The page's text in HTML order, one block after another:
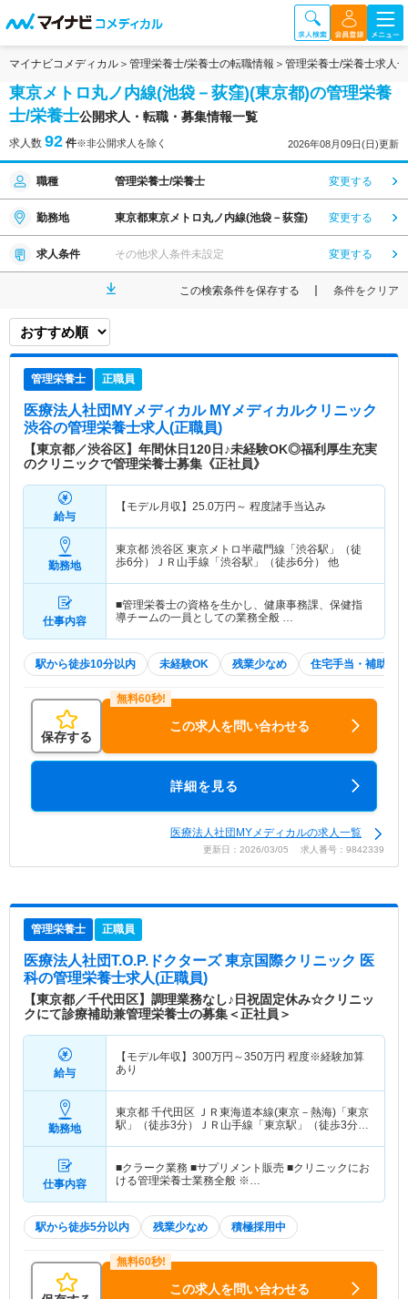
マイナビコメディカル 管理栄養士/栄養士の転職情報 管理栄養士/栄養士求人
東京メトロ丸ノ内線(池袋－荻窪)(東京都)の管理栄養
士/栄養士公開求人・転職・募集情報一覧
求人数 92 件※非公開求人を除く 2026年08月09日(日)更新
職種 管理栄養士/栄養士 変更する
勤務地 東京都東京メトロ丸ノ内線(池袋－荻窪) 変更する
求人条件 その他求人条件未設定 変更する
この検索条件を保存する 条件をクリア
管理栄養士 正職員
医療法人社団MYメディカル MYメディカルクリニック
渋谷の管理栄養士求人(正職員)
【東京都／渋谷区】年間休日120日♪未経験OK◎福利厚生充実
のクリニックで管理栄養士募集《正社員》
給与
【モデル月収】 25.0万円～ 程度諸手当込み
勤務地
東京都 渋谷区 東京メトロ半蔵門線「渋谷駅」（徒
歩6分）ＪＲ山手線「渋谷駅」（徒歩6分） 他
仕事内容
■管理栄養士の資格を生かし、健康事務課、保健指
導チームの一員としての業務全般 …
駅から徒歩10分以内 未経験OK 残業少なめ 住宅手当・補助
保存する
この求人を問い合わせる
詳細を見る
医療法人社団MYメディカルの求人一覧
更新日：2026/03/05 求人番号：9842339
管理栄養士 正職員
医療法人社団T.O.P.ドクターズ 東京国際クリニック 医
科の管理栄養士求人(正職員)
【東京都／千代田区】調理業務なし♪日祝固定休み☆クリニッ
クにて診療補助兼管理栄養士の募集＜正社員＞
給与
【モデル年収】 300万円～350万円 程度※経験加算
あり
勤務地
東京都 千代田区 ＪＲ東海道本線(東京－熱海)「東京
駅」（徒歩3分）ＪＲ山手線「東京駅」（徒歩3分）
仕事内容
■クラーク業務 ■サプリメント販売 ■クリニックにお
ける管理栄養士業務全般 ※…
駅から徒歩5分以内 残業少なめ 積極採用中
この求人を問い合わせる